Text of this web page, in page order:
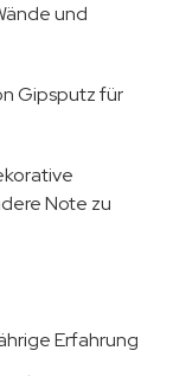
und
Gipsputz für
Note zu
Erfahrung